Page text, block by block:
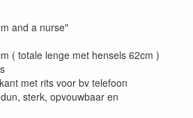
and a nurse"
( totale lenge met hensels 62cm )
met rits voor bv telefoon
sterk, opvouwbaar en